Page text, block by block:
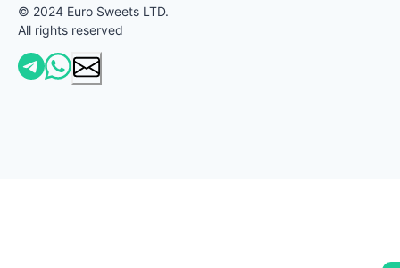
© 2024 Euro Sweets LTD.
All rights reserved